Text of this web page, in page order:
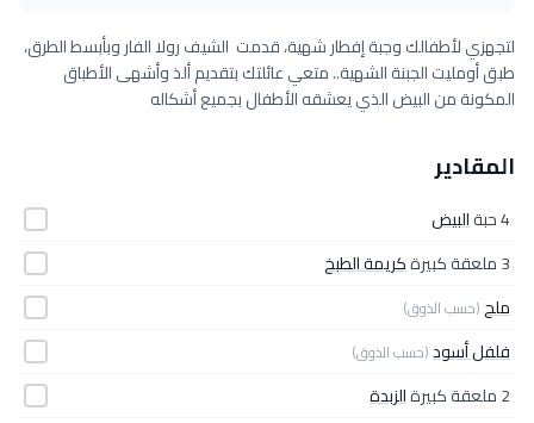
لتجهزي لأطفالك وجبة إفطار شهية، قدمت الشيف رولا الفار وبأبسط الطرق،
طبق أومليت الجبنة الشهية.. متعي عائلتك بتقديم ألذ وأشهى الأطباق
المكونة من البيض الذي يعشقه الأطفال بجميع أشكاله
المقادير
4 حبة
البيض
3 ملعقة كبيرة
كريمة الطبخ
ملح(حسب الذوق)
فلفل أسود(حسب الذوق)
2 ملعقة كبيرة
الزبدة